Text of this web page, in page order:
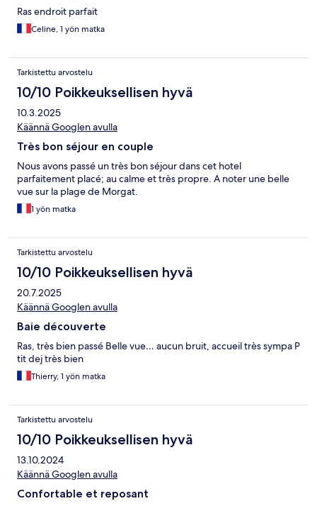
Ras endroit parfait
Celine, 1 yön matka
Tarkistettu arvostelu
10/10 Poikkeuksellisen hyvä
10.3.2025
Käännä Googlen avulla
Très bon séjour en couple
Nous avons passé un très bon séjour dans cet hotel
parfaitement placé; au calme et très propre. A noter une belle
vue sur la plage de Morgat.
1 yön matka
Tarkistettu arvostelu
10/10 Poikkeuksellisen hyvä
20.7.2025
Käännä Googlen avulla
Baie découverte
Ras, très bien passé Belle vue… aucun bruit, accueil très sympa P
tit dej très bien
Thierry, 1 yön matka
Tarkistettu arvostelu
10/10 Poikkeuksellisen hyvä
13.10.2024
Käännä Googlen avulla
Confortable et reposant